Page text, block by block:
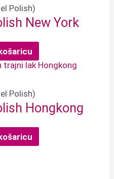
Polish)
New York
Polish)
Hongkong